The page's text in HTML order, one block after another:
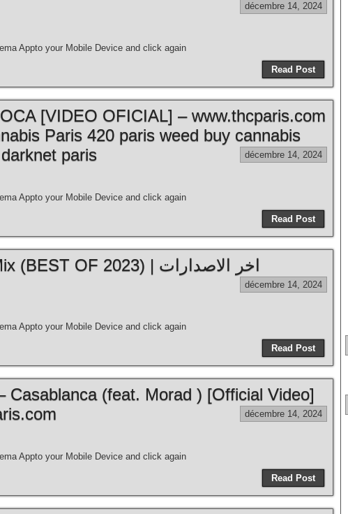
décembre 14, 2024
Appto your Mobile Device and click again
Read Post
[VIDEO OFICIAL] – www.thcparis.com
Paris 420 paris weed buy cannabis
paris
décembre 14, 2024
Appto your Mobile Device and click again
Read Post
MORAD – Mix (BEST OF 2023) | اخر الاصدارات
décembre 14, 2024
Appto your Mobile Device and click again
Read Post
Casablanca (feat. Morad ) [Official Video]
décembre 14, 2024
Appto your Mobile Device and click again
Read Post